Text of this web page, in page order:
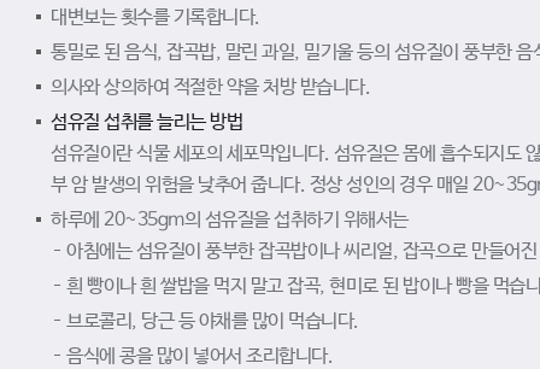
대변보는 횟수를 기록합니다.
통밀로 된 음식, 잡곡밥, 말린 과일, 밀기울 등의 섬유질이 풍부한 음
의사와 상의하여 적절한 약을 처방 받습니다.
섬유질 섭취를 늘리는 방법
섬유질이란 식물 세포의 세포막입니다. 섬유질은 몸에 흡수되지도
부 암 발생의 위험을 낮추어 줍니다. 정상 성인의 경우 매일
하루에 20~35gm의 섬유질을 섭취하기 위해서는
아침에는 섬유질이 풍부한 잡곡밥이나 씨리얼, 잡곡으로 만들어
흰 빵이나 흰 쌀밥을 먹지 말고 잡곡, 현미로 된 밥이나 빵을 먹습
브로콜리, 당근 등 야채를 많이 먹습니다.
음식에 콩을 많이 넣어서 조리합니다.